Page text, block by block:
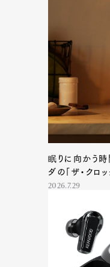
眠りに向かう時
ダの「ザ・クロ
2026.7.29